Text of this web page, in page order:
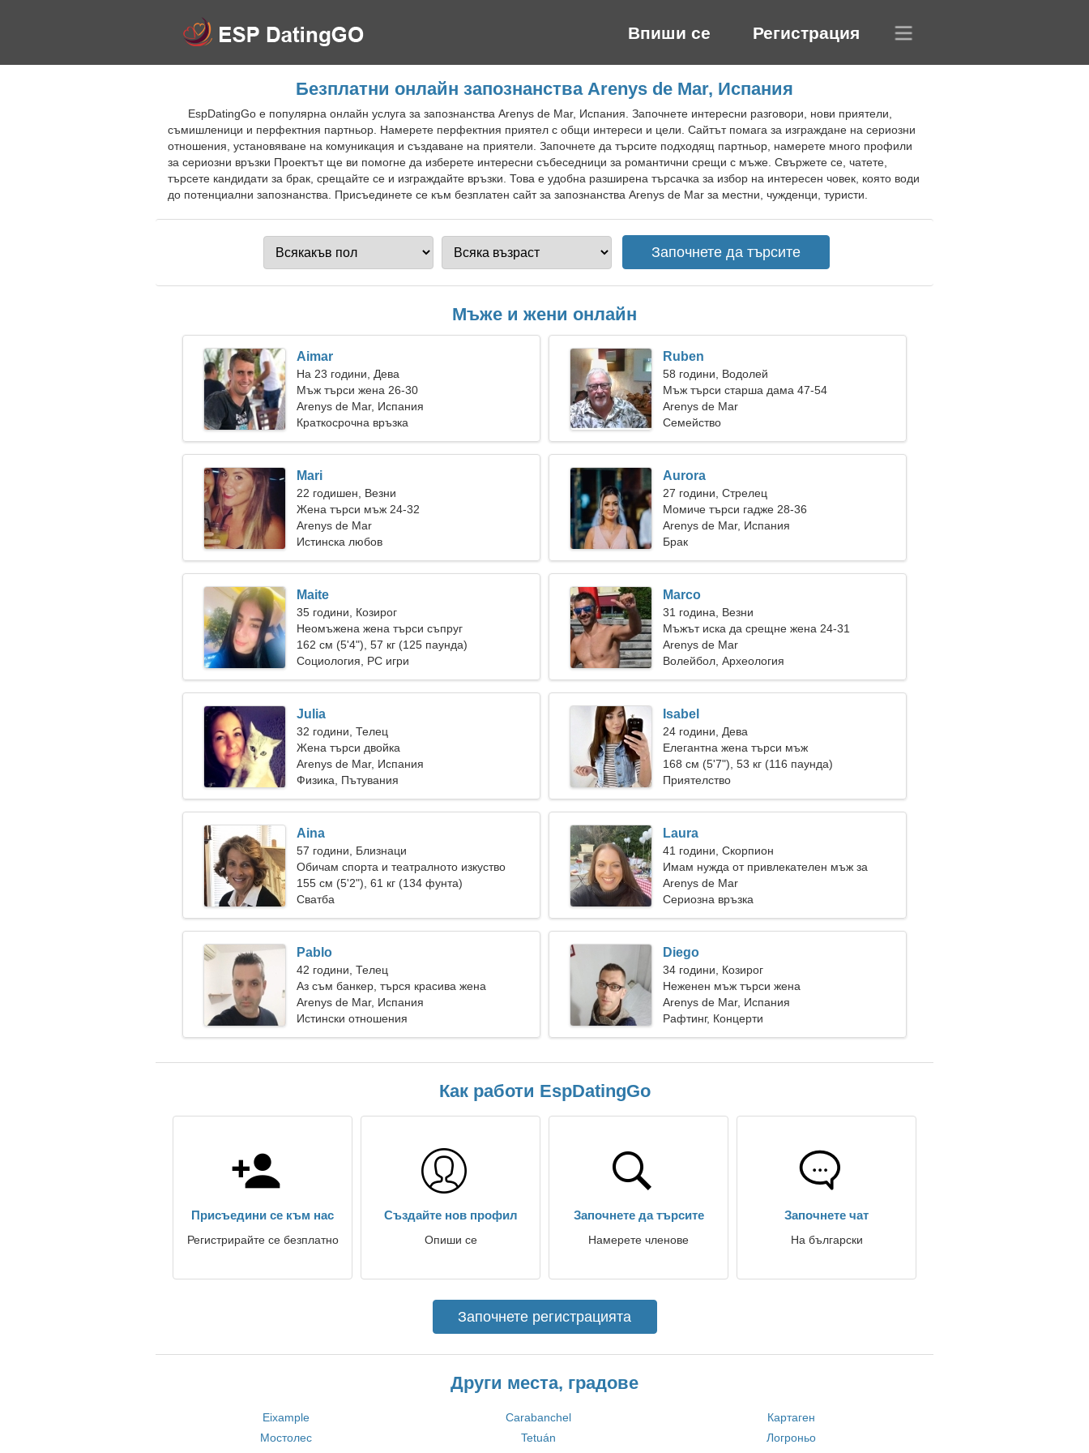
Впиши се Регистрация
Безплатни онлайн запознанства Arenys de Mar, Испания
EspDatingGo е популярна онлайн услуга за запознанства Arenys de Mar, Испания. Започнете интересни разговори, нови приятели,
съмишленици и перфектния партньор. Намерете перфектния приятел с общи интереси и цели. Сайтът помага за изграждане на сериозни
отношения, установяване на комуникация и създаване на приятели. Започнете да търсите подходящ партньор, намерете много профили
за сериозни връзки Проектът ще ви помогне да изберете интересни събеседници за романтични срещи с мъже. Свържете се, чатете,
търсете кандидати за брак, срещайте се и изграждайте връзки. Това е удобна разширена търсачка за избор на интересен човек, която води
до потенциални запознанства. Присъединете се към безплатен сайт за запознанства Arenys de Mar за местни, чужденци, туристи.
Мъже и жени онлайн
Aimar
На 23 години, Дева
Мъж търси жена 26-30
Arenys de Mar, Испания
Краткосрочна връзка
Ruben
58 години, Водолей
Мъж търси старша дама 47-54
Arenys de Mar
Семейство
Mari
22 годишен, Везни
Жена търси мъж 24-32
Arenys de Mar
Истинска любов
Aurora
27 години, Стрелец
Момиче търси гадже 28-36
Arenys de Mar, Испания
Брак
Maite
35 години, Козирог
Неомъжена жена търси съпруг
162 см (5'4"), 57 кг (125 паунда)
Социология, PC игри
Marco
31 година, Везни
Мъжът иска да срещне жена 24-31
Arenys de Mar
Волейбол, Археология
Julia
32 години, Телец
Жена търси двойка
Arenys de Mar, Испания
Физика, Пътувания
Isabel
24 години, Дева
Елегантна жена търси мъж
168 см (5'7"), 53 кг (116 паунда)
Приятелство
Aina
57 години, Близнаци
Обичам спорта и театралното изкуство
155 см (5'2"), 61 кг (134 фунта)
Сватба
Laura
41 години, Скорпион
Имам нужда от привлекателен мъж за
забавление
Arenys de Mar
Сериозна връзка
Pablo
42 години, Телец
Аз съм банкер, търся красива жена
Arenys de Mar, Испания
Истински отношения
Diego
34 години, Козирог
Неженен мъж търси жена
Arenys de Mar, Испания
Рафтинг, Концерти
Как работи EspDatingGo
Присъедини се към нас
Регистрирайте се безплатно
Създайте нов профил
Опиши се
Започнете да търсите
Намерете членове
Започнете чат
На български
Започнете регистрацията
Други места, градове
Eixample Carabanchel
Картаген
Мостолес
Tetuán
Логроньо